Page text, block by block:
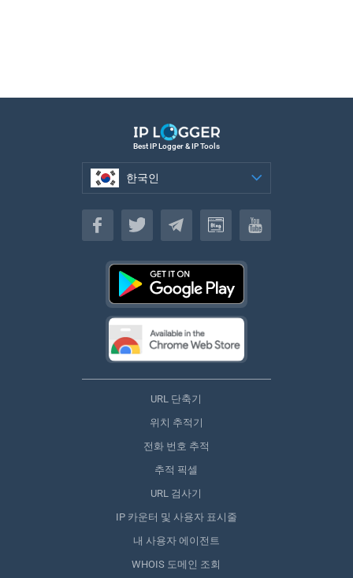
Best IP Logger & IP Tools
한국인
한국인
URL 단축기
위치 추적기
전화 번호 추적
추적 픽셀
URL 검사기
IP 카운터 및 사용자 표시줄
내 사용자 에이전트
WHOIS 도메인 조회